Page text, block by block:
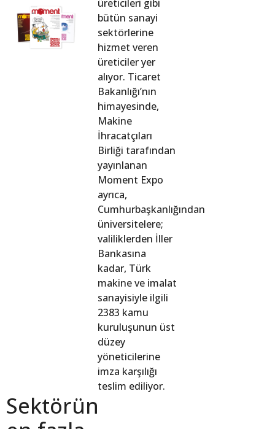
üreticileri gibi
bütün sanayi
sektörlerine
hizmet veren
üreticiler yer
alıyor. Ticaret
Bakanlığı’nın
himayesinde,
Makine
İhracatçıları
Birliği tarafından
yayınlanan
Moment Expo
ayrıca,
Cumhurbaşkanlığından
üniversitelere;
valiliklerden İller
Bankasına
kadar, Türk
makine ve imalat
sanayisiyle ilgili
2383 kamu
kuruluşunun üst
düzey
yöneticilerine
imza karşılığı
teslim ediliyor.
Sektörün